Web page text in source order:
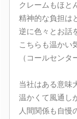
クレームもほと
精神的な負担は
逆に色々とお話
こちらも温かい
（コールセンタ
当社はある意味
温かくて風通し
人間関係も自慢